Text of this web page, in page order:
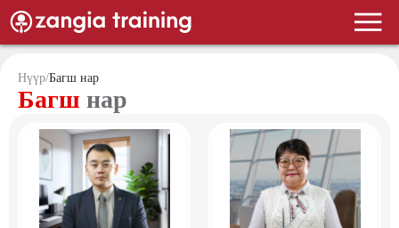
Нүүр/Багш нар
Багш нар